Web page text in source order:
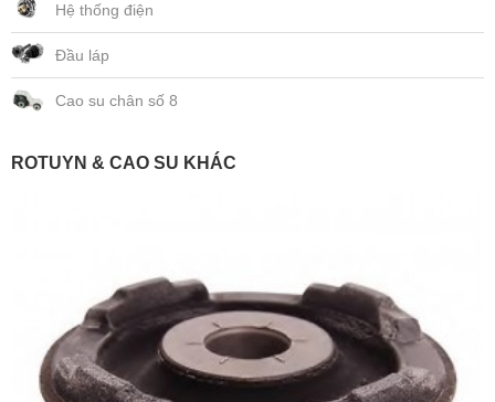
Hệ thống điện
Đầu láp
Cao su chân số 8
ROTUYN & CAO SU KHÁC